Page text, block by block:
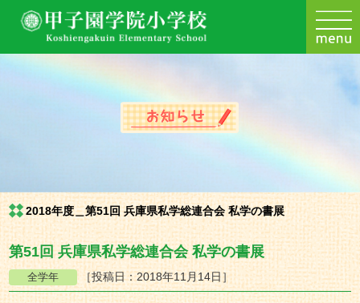
2018年度＿第51回 兵庫県私学総連合会 私学の書展
第51回 兵庫県私学総連合会 私学の書展
［投稿日：2018年11月14日］